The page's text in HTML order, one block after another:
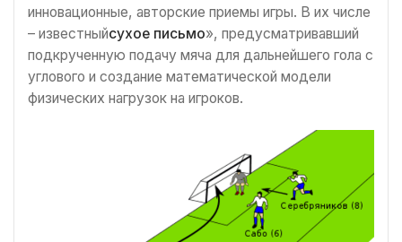
инновационные, авторские приемы игры. В их числе
– известныйсухое письмо», предусматривавший
подкрученную подачу мяча для дальнейшего гола с
углового и создание математической модели
физических нагрузок на игроков.